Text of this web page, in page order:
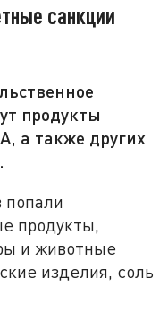
санкции
продукты
а также других
попали
продукты,
и животные
изделия, соль